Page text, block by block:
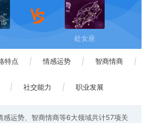
处女座
特点 | 情感运势 | 智商情商 |
| 社交能力 | 职业发展
感运势、智商情商等6大领域共计57项关